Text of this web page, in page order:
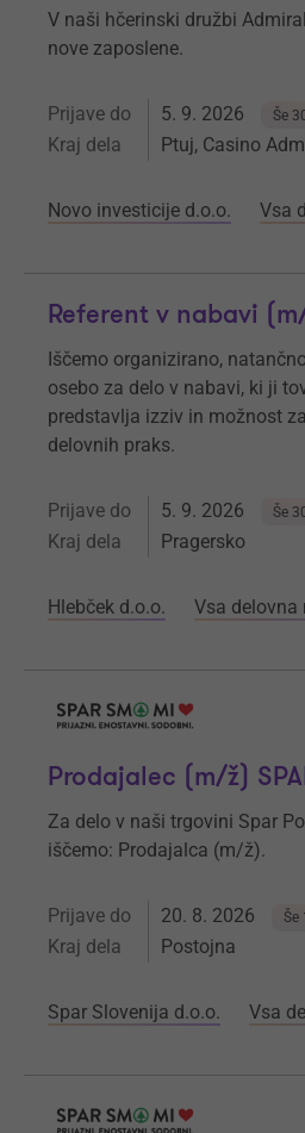
V naši hčerinski družbi
nove zaposlene.
Prijave do 5. 9. 2026 Še
Kraj dela Ptuj, Casino
Novo investicije d.o.o. Vsa
Referent v nabavi
Iščemo organizirano,
osebo za delo v nabavi, ki ji
predstavlja izziv in možnost
delovnih praks.
Prijave do 5. 9. 2026 Še
Kraj dela Pragersko
Hlebček d.o.o. Vsa delovna
Prodajalec (m/ž)
Za delo v naši trgovini Spar
iščemo: Prodajalca (m/ž).
Prijave do 20. 8. 2026 Še
Kraj dela Postojna
Spar Slovenija d.o.o. Vsa